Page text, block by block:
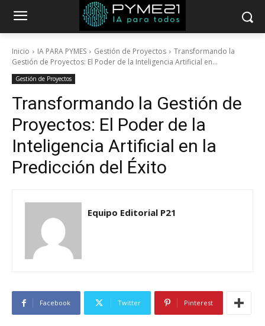
Inicio IA PARA PYMES Gestión de Proyectos
Transformando la
Gestión de Proyectos: El Poder de la Inteligencia Artificial en...
Gestión de Proyectos
Transformando la Gestión de
Proyectos: El Poder de la
Inteligencia Artificial en la
Predicción del Éxito
Equipo Editorial P21
Facebook Twitter Pinterest